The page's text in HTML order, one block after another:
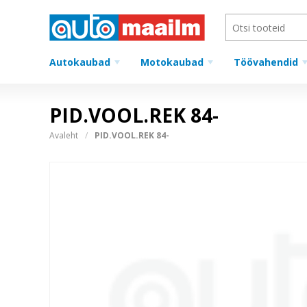
Autokaubad Motokaubad Töövahendid
PID.VOOL.REK 84-
Avaleht PID.VOOL.REK 84-